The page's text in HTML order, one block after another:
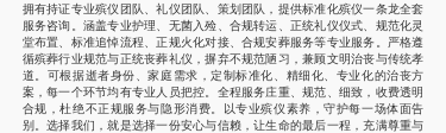
拥有持证专业殡仪团队、礼仪团队、策划团队，提供标准化殡仪一条龙全套
服务咨询。涵盖专业护理、无菌入殓、合规转运、正统礼仪仪式、规范化灵
堂布置、标准追悼流程、正规火化对接、合规安葬服务等专业服务。严格遵
循殡葬行业规范与正统丧葬礼仪，摒弃不规范陋习，兼顾文明治丧与传统孝
道。可根据逝者身份、家庭需求，定制标准化、精细化、专业化的治丧方
案，每一个环节均有专业人员把控。全程服务庄重、规范、细致，收费透明
合规，杜绝不正规服务与隐形消费。以专业殡仪素养，守护每一场体面告
别。选择我们，就是选择一份安心与信赖，让生命的最后一程，充满尊重与